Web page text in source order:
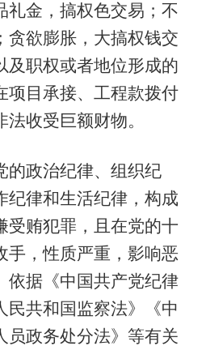
礼金，搞权色交易；不
贪欲膨胀，大搞权钱交
及职权或者地位形成的
项目承接、工程款拨付
收受巨额财物。
政治纪律、组织纪
纪律和生活纪律，构成
受贿犯罪，且在党的十
手，性质严重，影响恶
依据《中国共产党纪律
民共和国监察法》《中
员政务处分法》等有关